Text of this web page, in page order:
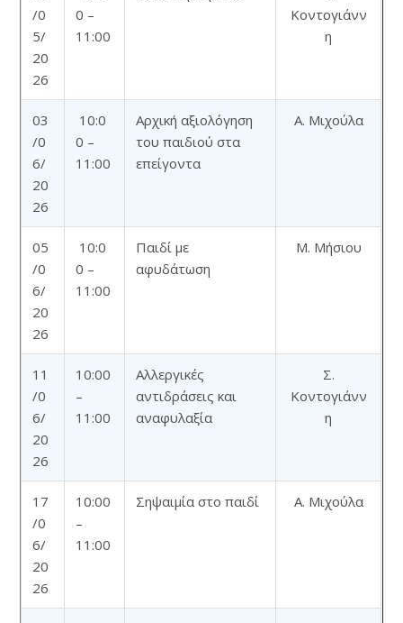
/0
5/
20
26
0 –
11:00
Κοντογιάνν
η
03
/0
6/
20
26
10:0
0 –
11:00
Αρχική αξιολόγηση
του παιδιού στα
επείγοντα
Α. Μιχούλα
05
/0
6/
20
26
10:0
0 –
11:00
Παιδί με
αφυδάτωση
Μ. Μήσιου
11
/0
6/
20
26
10:00
–
11:00
Αλλεργικές
αντιδράσεις και
αναφυλαξία
Σ.
Κοντογιάνν
η
17
/0
6/
20
26
10:00
–
11:00
Σηψαιμία στο παιδί Α. Μιχούλα